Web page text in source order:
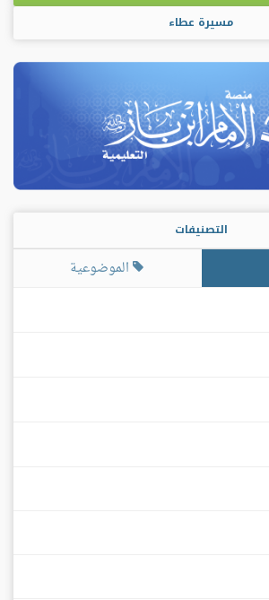
مسيرة عطاء
التصنيفات
الموضوعية